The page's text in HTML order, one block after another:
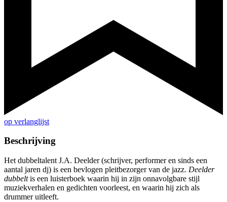
op verlanglijst
Beschrijving
Het dubbeltalent J.A. Deelder (schrijver, performer en sinds een
aantal jaren dj) is een bevlogen pleitbezorger van de jazz. Deelder
dubbeltis een luisterboek waarin hij in zijn onnavolgbare stijl
muziekverhalen en gedichten voorleest, en waarin hij zich als
drummer uitleeft.